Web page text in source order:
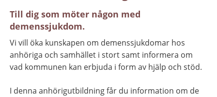
Till dig som möter någon med
demenssjukdom.
Vi vill öka kunskapen om demenssjukdomar hos
anhöriga och samhället i stort samt informera om
vad kommunen kan erbjuda i form av hjälp och stöd.
I denna anhörigutbildning får du information om de